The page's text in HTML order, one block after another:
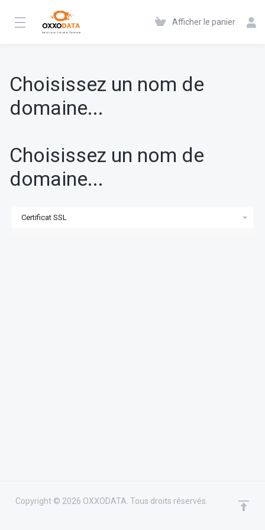
Afficher le panier
Choisissez un nom de
domaine...
Choisissez un nom de
domaine...
Copyright © 2026 OXXODATA. Tous droits réservés.